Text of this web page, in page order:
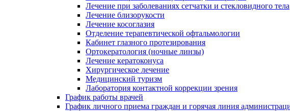
Лечение при заболеваниях сетчатки и стекловидного тела
Лечение близорукости
Лечение косоглазия
Отделение терапевтической офтальмологии
Кабинет глазного протезирования
Ортокератология (ночные линзы)
Лечение кератоконуса
Хирургическое лечение
Медицинский туризм
Лаборатория контактной коррекции зрения
График работы врачей
График личного приема граждан и горячая линия